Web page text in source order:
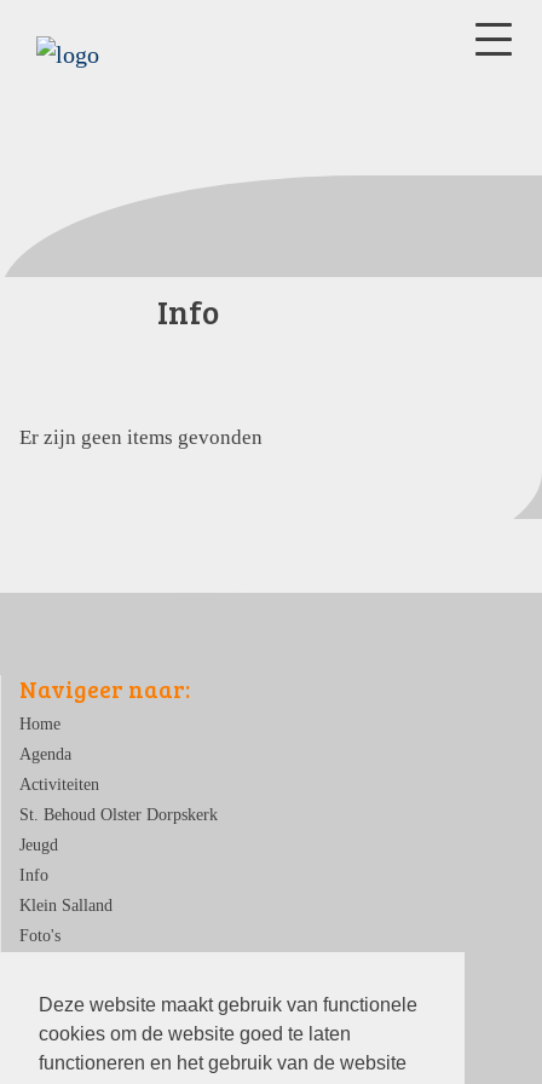
Deze website maakt gebruik van functionele
cookies om de website goed te laten
functioneren en het gebruik van de website
Info
Er zijn geen items gevonden
Navigeer naar:
Home
Agenda
Activiteiten
St. Behoud Olster Dorpskerk
Jeugd
Info
Klein Salland
Foto's